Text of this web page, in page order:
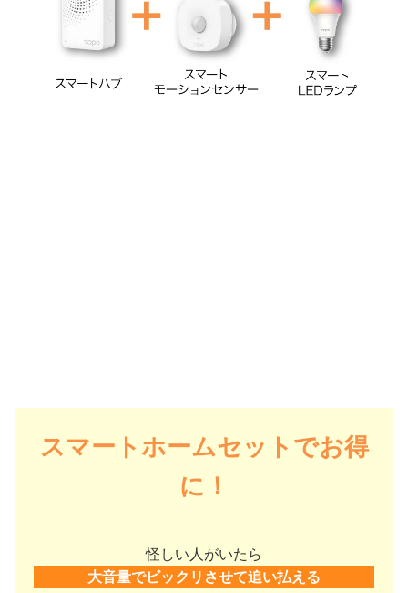
スマートホームセットでお得
に！
怪しい人がいたら
大音量でビックリさせて追い払える